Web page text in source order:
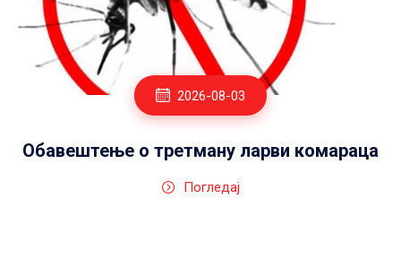
комараца
Јавни позив за куповину
непокретности за породице